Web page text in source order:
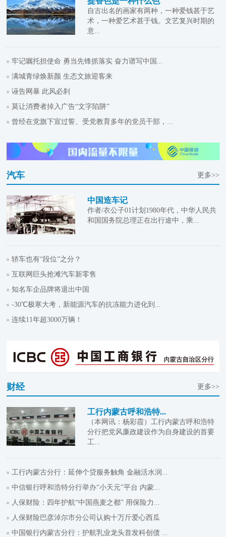
自古出名的画家有两种，一种爱钱甚于艺
术，一种爱艺术甚于钱。文艺复兴时期的
意...
牢记嘱托担使命 勇当先锋抓落实 奋力谱写中国...
满城青绿焕新颜 生态文旅迎客来
诬告网暴 此风必刹
莫让消费者掉入广告“文字陷阱”
曾经在党旗下宣过誓、受党教育多年的党员干部，...
汽车 更多>>
中国造车记
作者/衣公子01计划1980年代，中华人民共
和国国务院总理正在出行途中，乘...
轿车也有“段位”之分？
互联网巨头抢滩汽车新零售
知名车企品牌将退出中国
-30℃极寒大考，新能源汽车的抗冻能力进化到...
连续11年超3000万辆！
财经 更多>>
工行内蒙古呼和浩特...
（本网讯：杨彩霞）工行内蒙古呼和浩特
分行把党风廉政建设作为自身建设的首要
工...
工行内蒙古分行：延伸个贷服务触角 金融活水润...
中信银行呼和浩特分行举办“小天元”平台 内蒙...
人保财险：四年护航“中国燕麦之都” 用保险力...
人保财险巴彦淖尔市分公司认购十万斤爱心西瓜
中国银行内蒙古分行：护航乳业龙头首发科创债 ...